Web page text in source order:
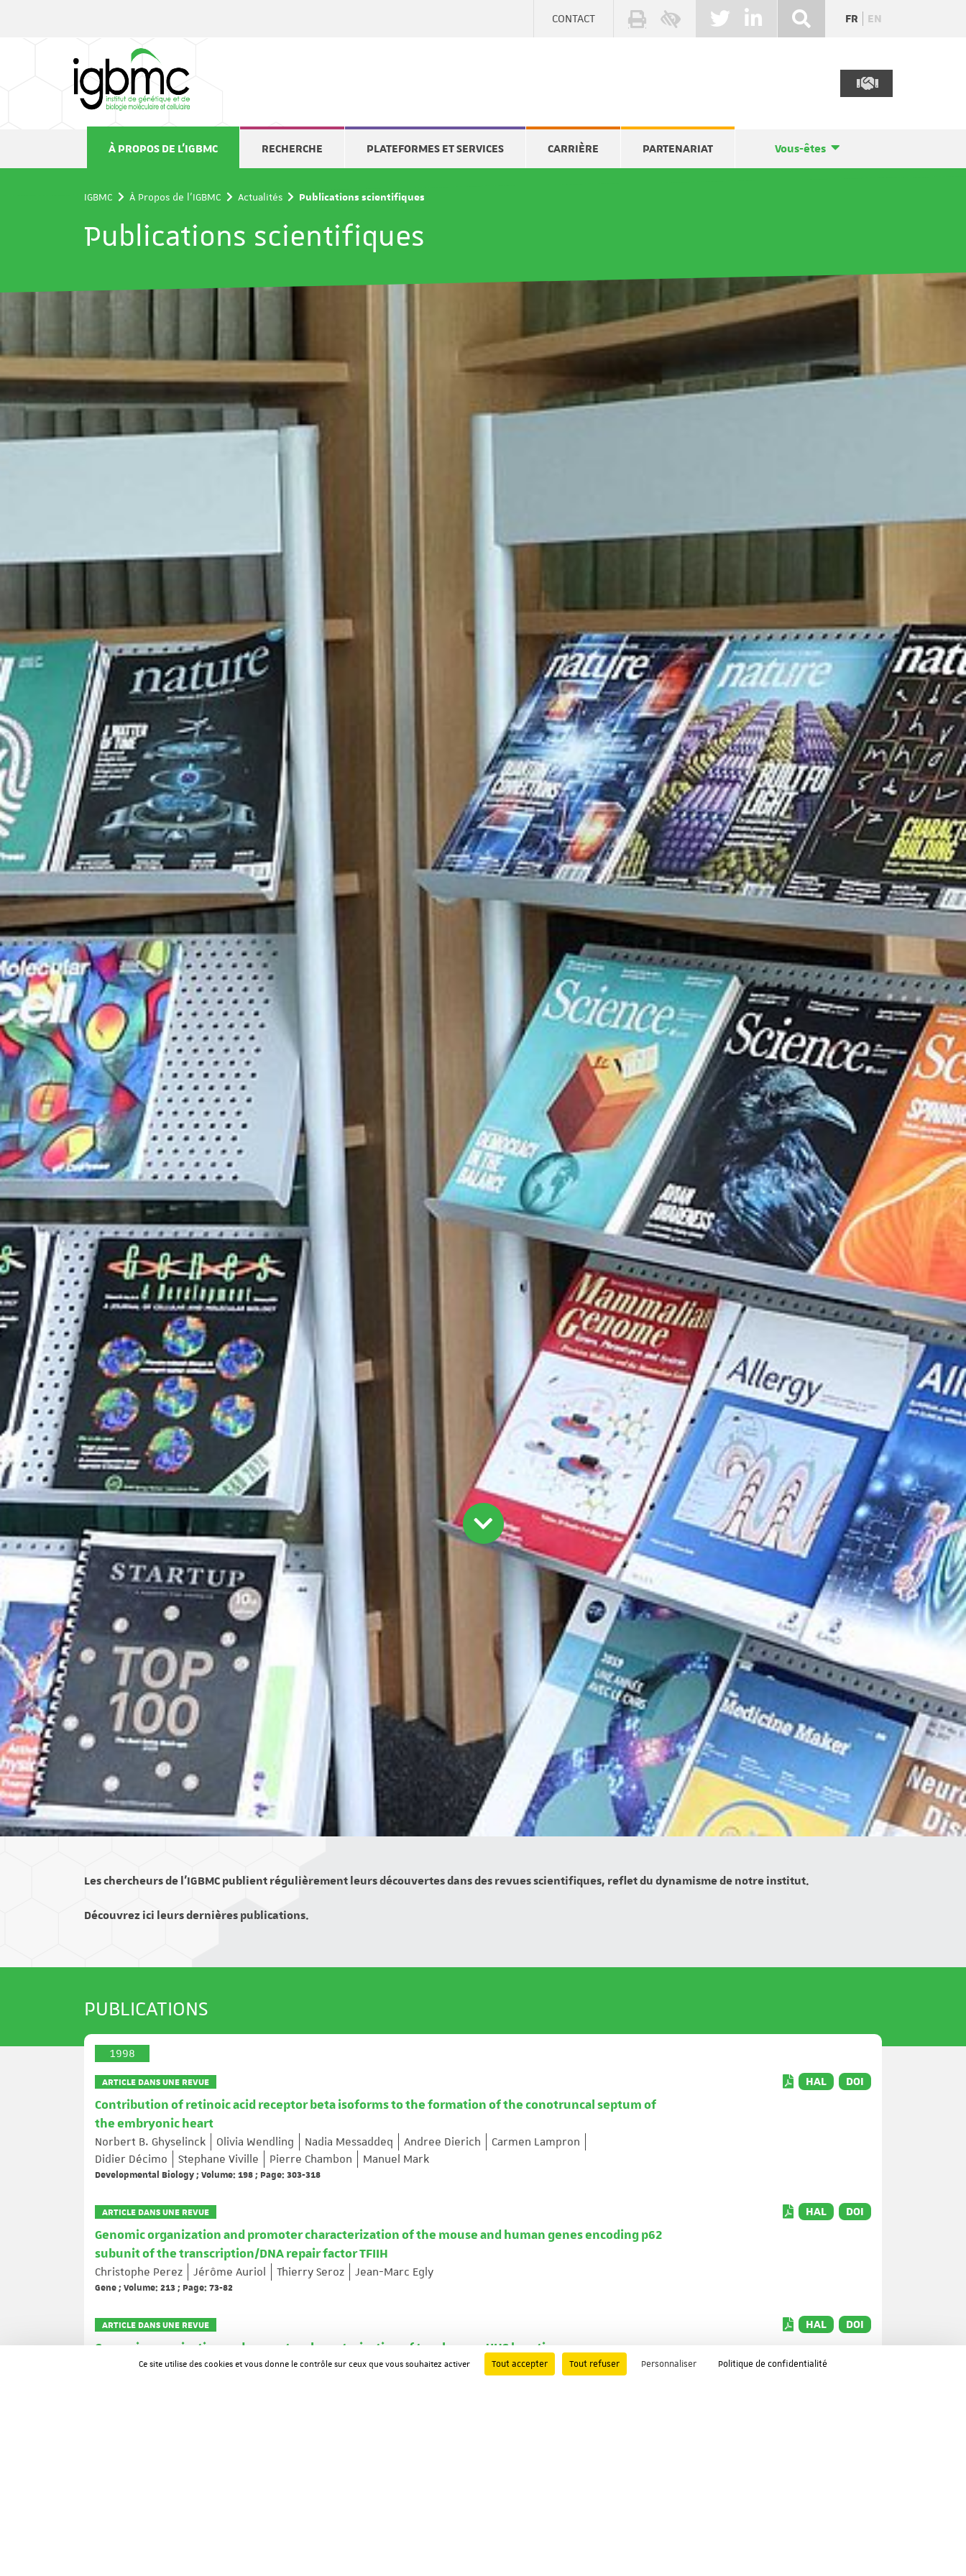
CONTACT FR EN
À PROPOS DE L'IGBMC RECHERCHE PLATEFORMES ET SERVICES CARRIÈRE PARTENARIAT Vous-êtes
IGBMC À Propos de l'IGBMC Actualités Publications scientifiques
Publications scientifiques
Les chercheurs de l’IGBMC publient régulièrement leurs découvertes dans des revues scientifiques, reflet du dynamisme de notre institut.
Découvrez ici leurs dernières publications.
PUBLICATIONS
1998
ARTICLE DANS UNE REVUE
Contribution of retinoic acid receptor beta isoforms to the formation of the conotruncal septum of
the embryonic heart
Norbert B. Ghyselinck Olivia Wendling Nadia Messaddeq Andree Dierich
Carmen Lampron
Didier Décimo
Stephane Viville Pierre Chambon Manuel Mark
Developmental Biology ; Volume: 198 ; Page: 303-318
HAL DOI
ARTICLE DANS UNE REVUE
Genomic organization and promoter characterization of the mouse and human genes encoding p62
subunit of the transcription/DNA repair factor TFIIH
Christophe Perez Jérôme Auriol Thierry Seroz Jean-Marc Egly
Gene ; Volume: 213 ; Page: 73-82
HAL DOI
ARTICLE DANS UNE REVUE
Genomic organization and promoter characterization of two human UHS keratin genes
J. Auriol C. Gerst B. A. Bernard Jean-Marc Egly
HAL DOI
Ce site utilise des cookies et vous donne le contrôle sur ceux que vous souhaitez activer Tout accepter Tout refuser Personnaliser Politique de confidentialité